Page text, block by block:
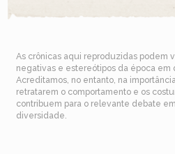
As crônicas aqui reproduzidas podem
negativas e estereótipos da época em
Acreditamos, no entanto, na
retratarem o comportamento e os
contribuem para o relevante debate
diversidade.